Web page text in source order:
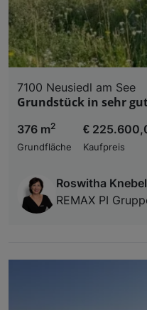
7100 Neusiedl am See
Grundstück in sehr
376 m2
Grundfläche
€
Kaufpreis
Roswitha
REMAX PI